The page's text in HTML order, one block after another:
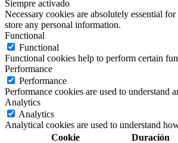
Siempre activado
Necessary cookies are absolutely essential
store any personal information.
Functional
Functional
Functional cookies help to perform certain
Performance
Performance
Performance cookies are used to understand
Analytics
Analytics
Analytical cookies are used to understand
Cookie
Duración